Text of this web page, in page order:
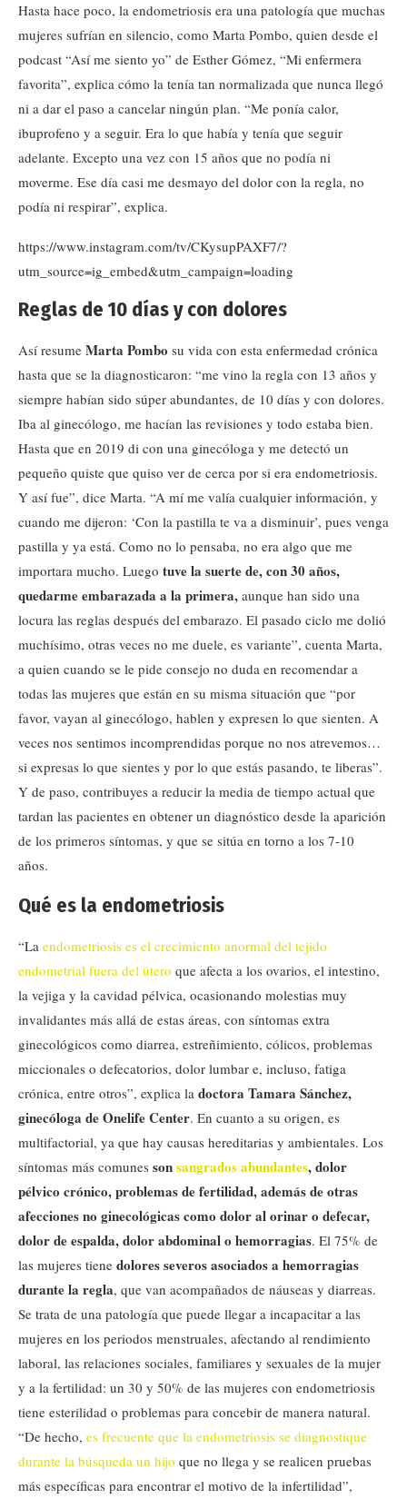
Hasta hace poco, la endometriosis era una patología que muchas
mujeres sufrían en silencio, como Marta Pombo, quien desde el
podcast “Así me siento yo” de Esther Gómez, “Mi enfermera
favorita”, explica cómo la tenía tan normalizada que nunca llegó
ni a dar el paso a cancelar ningún plan. “Me ponía calor,
ibuprofeno y a seguir. Era lo que había y tenía que seguir
adelante. Excepto una vez con 15 años que no podía ni
moverme. Ese día casi me desmayo del dolor con la regla, no
podía ni respirar”, explica.
https://www.instagram.com/tv/CKysupPAXF7/?
utm_source=ig_embed&utm_campaign=loading
Reglas de 10 días y con dolores
Así resume Marta Pombo su vida con esta enfermedad crónica
hasta que se la diagnosticaron: “me vino la regla con 13 años y
siempre habían sido súper abundantes, de 10 días y con dolores.
Iba al ginecólogo, me hacían las revisiones y todo estaba bien.
Hasta que en 2019 di con una ginecóloga y me detectó un
pequeño quiste que quiso ver de cerca por si era endometriosis.
Y así fue”, dice Marta. “A mí me valía cualquier información, y
cuando me dijeron: ‘Con la pastilla te va a disminuir’, pues venga
pastilla y ya está. Como no lo pensaba, no era algo que me
importara mucho. Luego tuve la suerte de, con 30 años,
quedarme embarazada a la primera, aunque han sido una
locura las reglas después del embarazo. El pasado ciclo me dolió
muchísimo, otras veces no me duele, es variante”, cuenta Marta,
a quien cuando se le pide consejo no duda en recomendar a
todas las mujeres que están en su misma situación que “por
favor, vayan al ginecólogo, hablen y expresen lo que sienten. A
veces nos sentimos incomprendidas porque no nos atrevemos…
si expresas lo que sientes y por lo que estás pasando, te liberas”.
Y de paso, contribuyes a reducir la media de tiempo actual que
tardan las pacientes en obtener un diagnóstico desde la aparición
de los primeros síntomas, y que se sitúa en torno a los 7-10
años.
Qué es la endometriosis
“La endometriosis es el crecimiento anormal del tejido
endometrial fuera del útero que afecta a los ovarios, el intestino,
la vejiga y la cavidad pélvica, ocasionando molestias muy
invalidantes más allá de estas áreas, con síntomas extra
ginecológicos como diarrea, estreñimiento, cólicos, problemas
miccionales o defecatorios, dolor lumbar e, incluso, fatiga
crónica, entre otros”, explica la doctora Tamara Sánchez,
ginecóloga de Onelife Center. En cuanto a su origen, es
multifactorial, ya que hay causas hereditarias y ambientales. Los
síntomas más comunes sonsangrados abundantes, dolor
pélvico crónico, problemas de fertilidad, además de otras
afecciones no ginecológicas como dolor al orinar o defecar,
dolor de espalda, dolor abdominal o hemorragias. El 75% de
las mujeres tiene dolores severos asociados a hemorragias
durante la regla, que van acompañados de náuseas y diarreas.
Se trata de una patología que puede llegar a incapacitar a las
mujeres en los periodos menstruales, afectando al rendimiento
laboral, las relaciones sociales, familiares y sexuales de la mujer
y a la fertilidad: un 30 y 50% de las mujeres con endometriosis
tiene esterilidad o problemas para concebir de manera natural.
“De hecho, es frecuente que la endometriosis se diagnostique
durante la búsqueda un hijo que no llega y se realicen pruebas
más específicas para encontrar el motivo de la infertilidad”,